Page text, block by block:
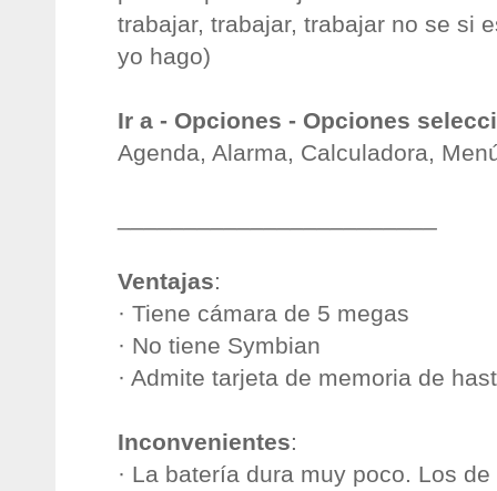
trabajar, trabajar, trabajar no se si
yo hago)
Ir a - Opciones - Opciones
Agenda, Alarma, Calculadora,
Ventajas:
· Tiene cámara de 5 megas
· No tiene Symbian
· Admite tarjeta de memoria de
Inconvenientes:
· La batería dura muy poco. Los